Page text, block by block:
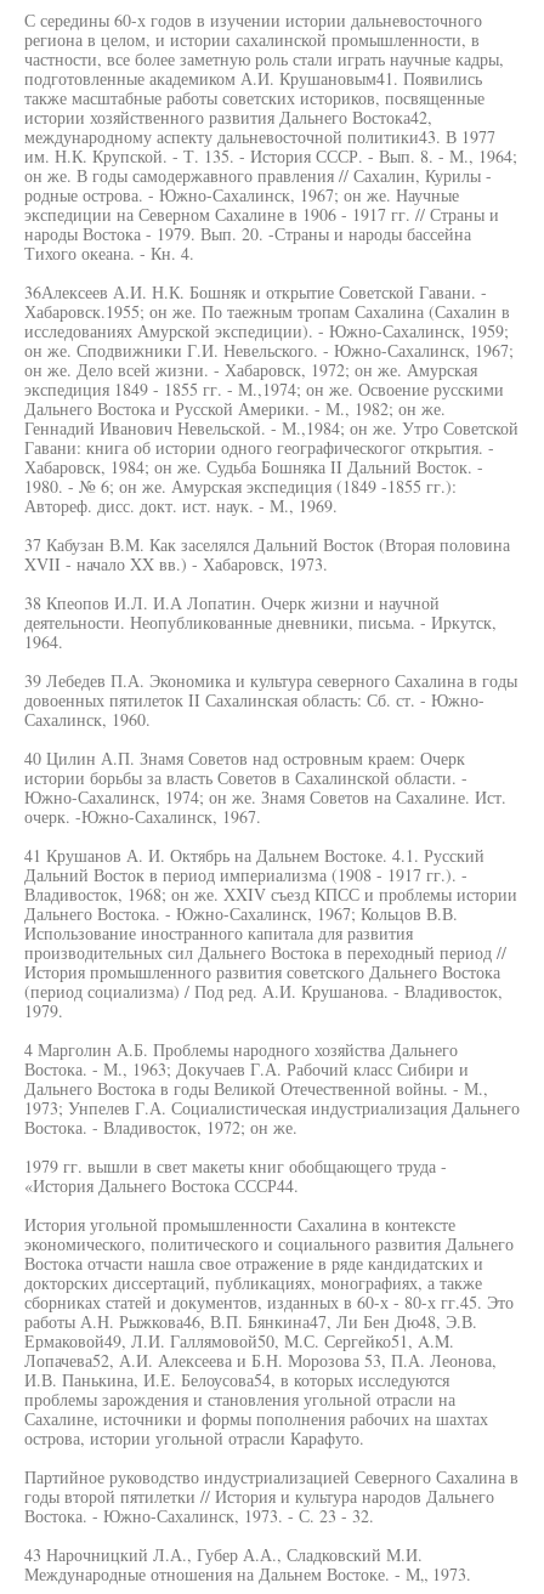
С середины 60-х годов в изучении истории дальневосточного
региона в целом, и истории сахалинской промышленности, в
частности, все более заметную роль стали играть научные кадры,
подготовленные академиком А.И. Крушановым41. Появились
также масштабные работы советских историков, посвященные
истории хозяйственного развития Дальнего Востока42,
международному аспекту дальневосточной политики43. В 1977
им. Н.К. Крупской. - Т. 135. - История СССР. - Вып. 8. - М., 1964;
он же. В годы самодержавного правления // Сахалин, Курилы -
родные острова. - Южно-Сахалинск, 1967; он же. Научные
экспедиции на Северном Сахалине в 1906 - 1917 гг. // Страны и
народы Востока - 1979. Вып. 20. -Страны и народы бассейна
Тихого океана. - Кн. 4.
36Алексеев А.И. Н.К. Бошняк и открытие Советской Гавани. -
Хабаровск.1955; он же. По таежным тропам Сахалина (Сахалин в
исследованиях Амурской экспедиции). - Южно-Сахалинск, 1959;
он же. Сподвижники Г.И. Невельского. - Южно-Сахалинск, 1967;
он же. Дело всей жизни. - Хабаровск, 1972; он же. Амурская
экспедиция 1849 - 1855 гг. - М.,1974; он же. Освоение русскими
Дальнего Востока и Русской Америки. - М., 1982; он же.
Геннадий Иванович Невельской. - М.,1984; он же. Утро Советской
Гавани: книга об истории одного географическогог открытия. -
Хабаровск, 1984; он же. Судьба Бошняка II Дальний Восток. -
1980. - № 6; он же. Амурская экспедиция (1849 -1855 гг.):
Автореф. дисс. докт. ист. наук. - М., 1969.
37 Кабузан В.М. Как заселялся Дальний Восток (Вторая половина
XVII - начало XX вв.) - Хабаровск, 1973.
38 Кпеопов И.Л. И.А Лопатин. Очерк жизни и научной
деятельности. Неопубликованные дневники, письма. - Иркутск,
1964.
39 Лебедев П.А. Экономика и культура северного Сахалина в годы
довоенных пятилеток II Сахалинская область: Сб. ст. - Южно-
Сахалинск, 1960.
40 Цилин А.П. Знамя Советов над островным краем: Очерк
истории борьбы за власть Советов в Сахалинской области. -
Южно-Сахалинск, 1974; он же. Знамя Советов на Сахалине. Ист.
очерк. -Южно-Сахалинск, 1967.
41 Крушанов А. И. Октябрь на Дальнем Востоке. 4.1. Русский
Дальний Восток в период империализма (1908 - 1917 гг.). -
Владивосток, 1968; он же. XXIV съезд КПСС и проблемы истории
Дальнего Востока. - Южно-Сахалинск, 1967; Кольцов В.В.
Использование иностранного капитала для развития
производительных сил Дальнего Востока в переходный период //
История промышленного развития советского Дальнего Востока
(период социализма) / Под ред. А.И. Крушанова. - Владивосток,
1979.
4 Марголин А.Б. Проблемы народного хозяйства Дальнего
Востока. - М., 1963; Докучаев Г.А. Рабочий класс Сибири и
Дальнего Востока в годы Великой Отечественной войны. - М.,
1973; Унпелев Г.А. Социалистическая индустриализация Дальнего
Востока. - Владивосток, 1972; он же.
1979 гг. вышли в свет макеты книг обобщающего труда -
«История Дальнего Востока СССР44.
История угольной промышленности Сахалина в контексте
экономического, политического и социального развития Дальнего
Востока отчасти нашла свое отражение в ряде кандидатских и
докторских диссертаций, публикациях, монографиях, а также
сборниках статей и документов, изданных в 60-х - 80-х гг.45. Это
работы А.Н. Рыжкова46, В.П. Бянкина47, Ли Бен Дю48, Э.В.
Ермаковой49, Л.И. Галлямовой50, М.С. Сергейко51, A.M.
Лопачева52, А.И. Алексеева и Б.Н. Морозова 53, П.А. Леонова,
И.В. Панькина, И.Е. Белоусова54, в которых исследуются
проблемы зарождения и становления угольной отрасли на
Сахалине, источники и формы пополнения рабочих на шахтах
острова, истории угольной отрасли Карафуто.
Партийное руководство индустриализацией Северного Сахалина в
годы второй пятилетки // История и культура народов Дальнего
Востока. - Южно-Сахалинск, 1973. - С. 23 - 32.
43 Нарочницкий Л.А., Губер А.А., Сладковский М.И.
Международные отношения на Дальнем Востоке. - М„ 1973.